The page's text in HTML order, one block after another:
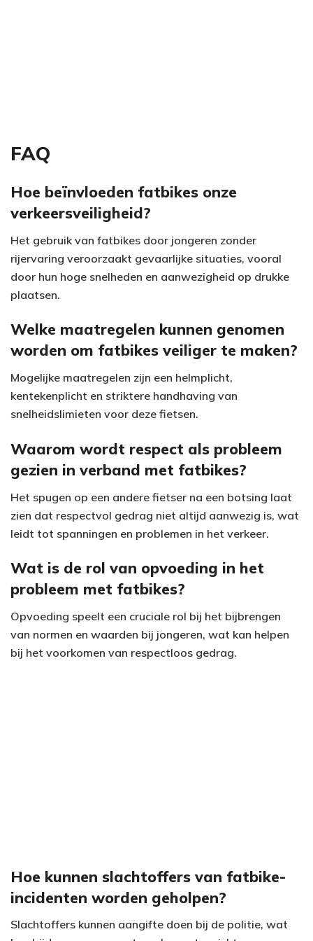
FAQ
Hoe beïnvloeden fatbikes onze
verkeersveiligheid?
Het gebruik van fatbikes door jongeren zonder
rijervaring veroorzaakt gevaarlijke situaties, vooral
door hun hoge snelheden en aanwezigheid op drukke
plaatsen.
Welke maatregelen kunnen genomen
worden om fatbikes veiliger te maken?
Mogelijke maatregelen zijn een helmplicht,
kentekenplicht en striktere handhaving van
snelheidslimieten voor deze fietsen.
Waarom wordt respect als probleem
gezien in verband met fatbikes?
Het spugen op een andere fietser na een botsing laat
zien dat respectvol gedrag niet altijd aanwezig is, wat
leidt tot spanningen en problemen in het verkeer.
Wat is de rol van opvoeding in het
probleem met fatbikes?
Opvoeding speelt een cruciale rol bij het bijbrengen
van normen en waarden bij jongeren, wat kan helpen
bij het voorkomen van respectloos gedrag.
Hoe kunnen slachtoffers van fatbike-
incidenten worden geholpen?
Slachtoffers kunnen aangifte doen bij de politie, wat